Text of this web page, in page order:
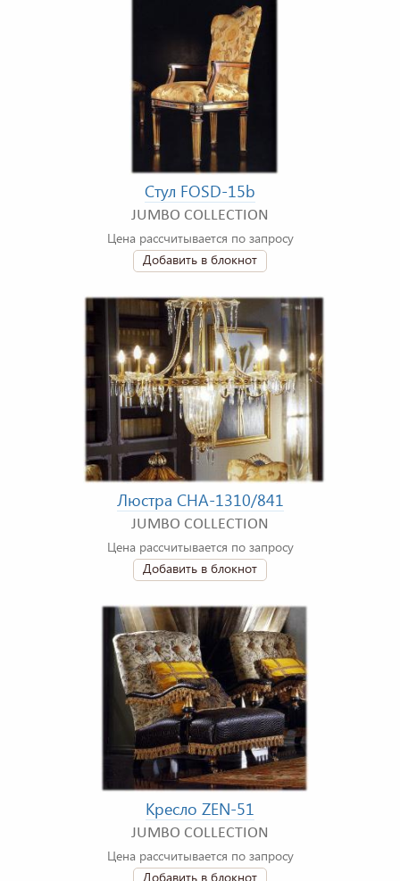
Стул FOSD-15b
JUMBO COLLECTION
Цена рассчитывается по запросу
Добавить в блокнот
Люстра CHA-1310/841
JUMBO COLLECTION
Цена рассчитывается по запросу
Добавить в блокнот
Кресло ZEN-51
JUMBO COLLECTION
Цена рассчитывается по запросу
Добавить в блокнот